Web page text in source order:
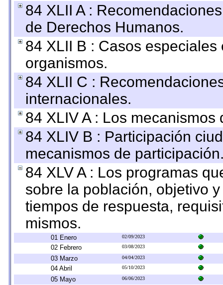
84 XLII A :
de Derechos Humanos.
84 XLII B : Casos
organismos.
84 XLII C :
internacionales.
84 XLIV A : Los
84 XLIV B : Participación
mecanismos de
84 XLV A : Los programas
sobre la población, objetivo
tiempos de respuesta,
mismos.
01 Enero 02/09/2023
02 Febrero 03/08/2023
03 Marzo 04/04/2023
04 Abril 05/10/2023
05 Mayo 06/06/2023